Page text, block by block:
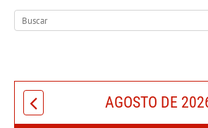
AGOSTO DE